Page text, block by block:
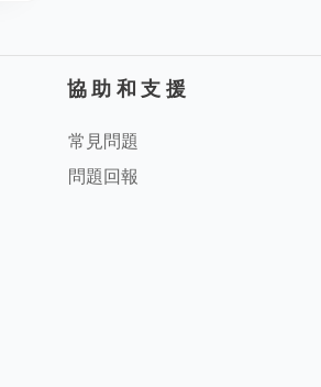
協助和支援
常見問題
問題回報